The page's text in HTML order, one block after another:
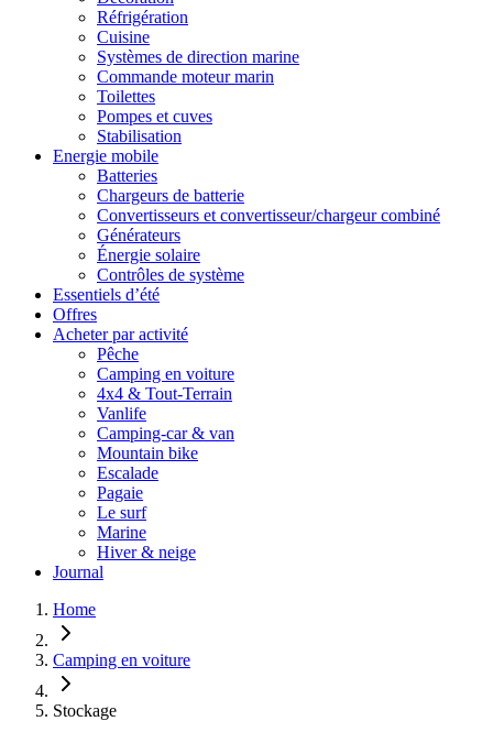
Réfrigération
Cuisine
Systèmes de direction marine
Commande moteur marin
Toilettes
Pompes et cuves
Stabilisation
Energie mobile
Batteries
Chargeurs de batterie
Convertisseurs et convertisseur/chargeur combiné
Générateurs
Énergie solaire
Contrôles de système
Essentiels d’été
Offres
Acheter par activité
Pêche
Camping en voiture
4x4 & Tout-Terrain
Vanlife
Camping-car & van
Mountain bike
Escalade
Pagaie
Le surf
Marine
Hiver & neige
Journal
Home
Camping en voiture
Stockage